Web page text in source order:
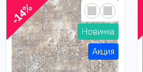
-14%